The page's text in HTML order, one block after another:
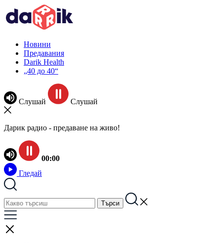
Новини
Предавания
Darik Health
„40 до 40“
Слушай Слушай
Дарик радио - предаване на живо!
00:00
Гледай